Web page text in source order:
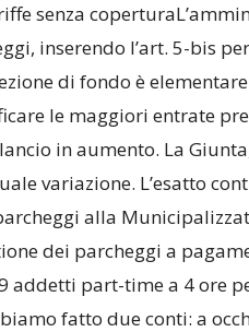
senza
inserendo l’art. 5-bis
di fondo è
le maggiori entrate
in aumento. La
variazione. L’esatto
alla
dei parcheggi a
9 addetti part-time a 4 ore
fatto due conti: a